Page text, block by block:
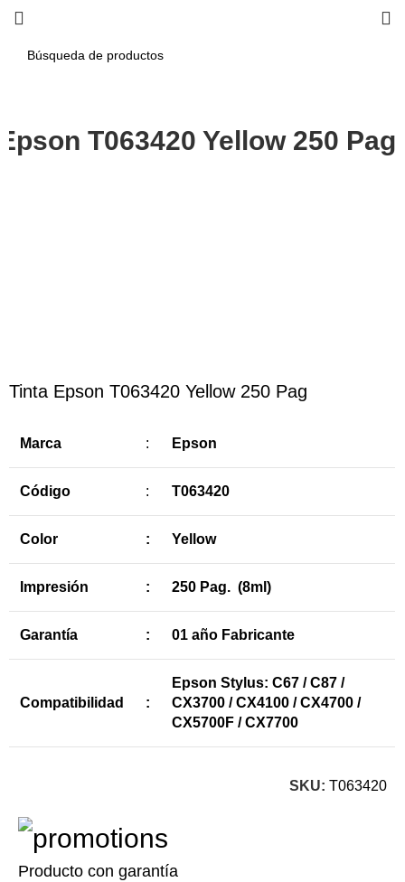
T063420 Yellow 250 Pag
Tinta Epson T063420 Yellow 250 Pag
Marca : Epson
Código : T063420
Color : Yellow
Impresión : 250 Pag. (8ml)
Garantía : 01 año Fabricante
Compatibilidad :
Epson Stylus: C67 / C87 /
CX3700 / CX4100 / CX4700 /
CX5700F / CX7700
SKU: T063420
Producto con garantía